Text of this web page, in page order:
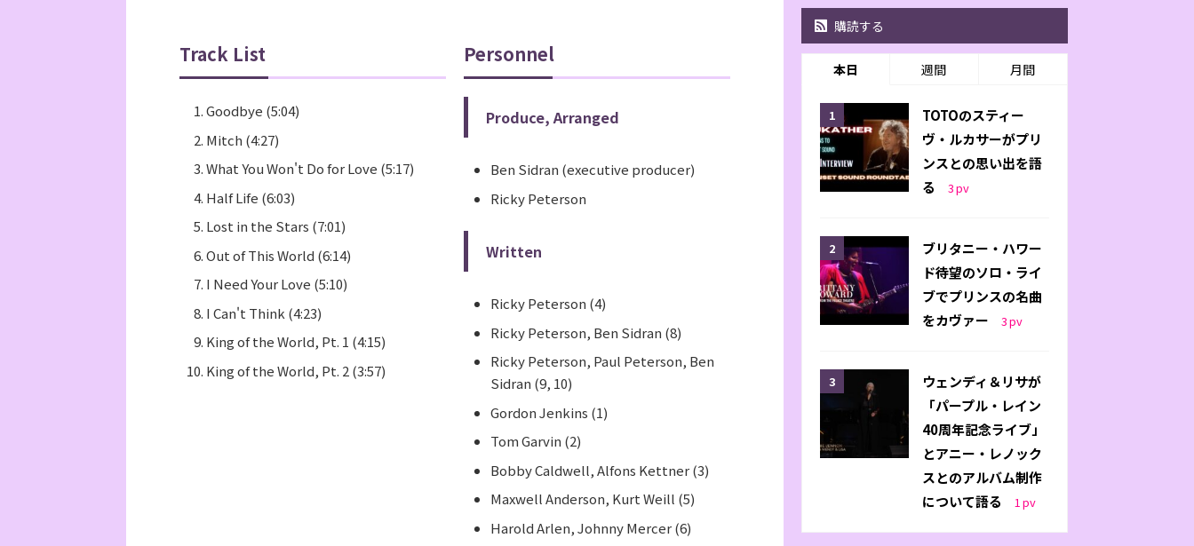
Track List
Goodbye (5:04)
Mitch (4:27)
What You Won't Do for Love (5:17)
Half Life (6:03)
Lost in the Stars (7:01)
Out of This World (6:14)
I Need Your Love (5:10)
I Can't Think (4:23)
King of the World, Pt. 1 (4:15)
King of the World, Pt. 2 (3:57)
Personnel
Produce, Arranged
Ben Sidran (executive producer)
Ricky Peterson
Written
Ricky Peterson (4)
Ricky Peterson, Ben Sidran (8)
Ricky Peterson, Paul Peterson, Ben
Sidran (9, 10)
Gordon Jenkins (1)
Tom Garvin (2)
Bobby Caldwell, Alfons Kettner (3)
Maxwell Anderson, Kurt Weill (5)
Harold Arlen, Johnny Mercer (6)
購読する
本日 週間 月間
TOTOのスティー
ヴ・ルカサーがプリ
ンスとの思い出を語
る
3pv
ブリタニー・ハワー
ド待望のソロ・ライ
ブでプリンスの名曲
をカヴァー
3pv
ウェンディ＆リサが
「パープル・レイン
40周年記念ライブ」
とアニー・レノック
スとのアルバム制作
について語る
1 pv